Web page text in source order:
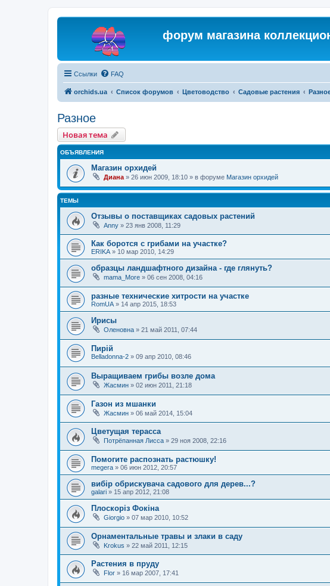
форум магазина
Ссылки FAQ
orchids.ua Список форумов Цветоводство Садовые растения
Разное
Новая тема
ОБЪЯВЛЕНИЯ
Магазин орхидей
Диана » 26 июн 2009, 18:10 » в форуме Магазин орхидей
ТЕМЫ
Отзывы о поставщиках садовых растений
Anny » 23 янв 2008, 11:29
Как боротся с грибами на участке?
ERIKA » 10 мар 2010, 14:29
образцы ландшафтного дизайна - где глянуть?
mama_More » 06 сен 2008, 04:16
разные технические хитрости на участке
RomUA » 14 апр 2015, 18:53
Ирисы
Оленовна » 21 май 2011, 07:44
Пирій
Belladonna-2 » 09 апр 2010, 08:46
Выращиваем грибы возле дома
Жасмин » 02 июн 2011, 21:18
Газон из мшанки
Жасмин » 06 май 2014, 15:04
Цветущая терасса
Потрёпанная Лисса » 29 ноя 2008, 22:16
Помогите распознать растюшку!
megera » 06 июн 2012, 20:57
вибір обрискувача садового для дерев...?
galari » 15 апр 2012, 21:08
Плоскоріз Фокіна
Giorgio » 07 мар 2010, 10:52
Орнаментальные травы и злаки в саду
Krokus » 22 май 2011, 12:15
Растения в пруду
Flor » 16 мар 2007, 17:41